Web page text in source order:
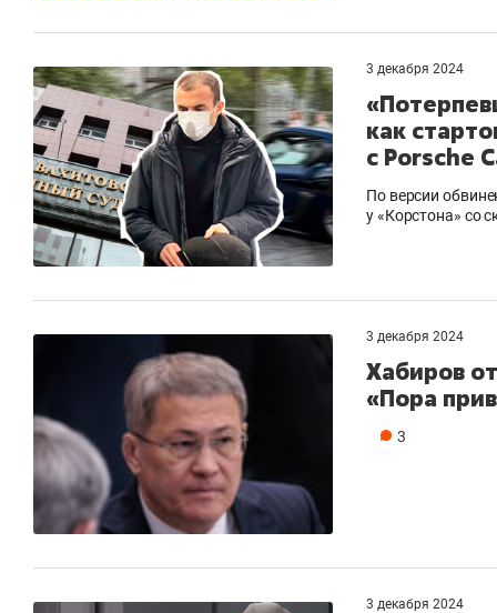
3 декабря 2024
как
с Porsche
По версии
у «Корстона» со
3 декабря 2024
Хабиров
«Пора
3
3 декабря 2024